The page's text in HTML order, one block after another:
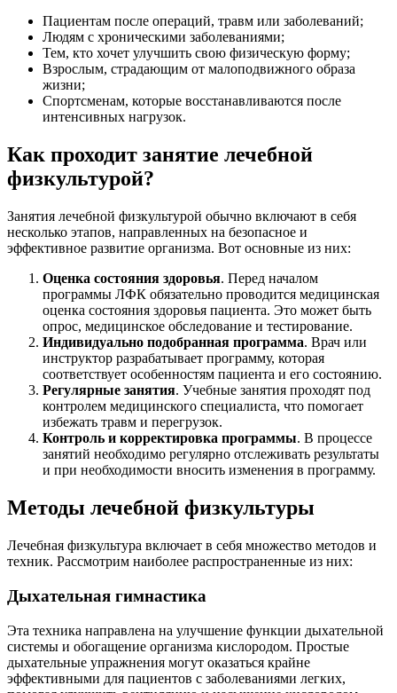
Пациентам после операций, травм или заболеваний;
Людям с хроническими заболеваниями;
Тем, кто хочет улучшить свою физическую форму;
Взрослым, страдающим от малоподвижного образа
жизни;
Спортсменам, которые восстанавливаются после
интенсивных нагрузок.
Как проходит занятие лечебной
физкультурой?
Занятия лечебной физкультурой обычно включают в себя
несколько этапов, направленных на безопасное и
эффективное развитие организма. Вот основные из них:
Оценка состояния здоровья. Перед началом
программы ЛФК обязательно проводится медицинская
оценка состояния здоровья пациента. Это может быть
опрос, медицинское обследование и тестирование.
Индивидуально подобранная программа. Врач или
инструктор разрабатывает программу, которая
соответствует особенностям пациента и его состоянию.
Регулярные занятия. Учебные занятия проходят под
контролем медицинского специалиста, что помогает
избежать травм и перегрузок.
Контроль и корректировка программы. В процессе
занятий необходимо регулярно отслеживать результаты
и при необходимости вносить изменения в программу.
Методы лечебной физкультуры
Лечебная физкультура включает в себя множество методов и
техник. Рассмотрим наиболее распространенные из них:
Дыхательная гимнастика
Эта техника направлена на улучшение функции дыхательной
системы и обогащение организма кислородом. Простые
дыхательные упражнения могут оказаться крайне
эффективными для пациентов с заболеваниями легких,